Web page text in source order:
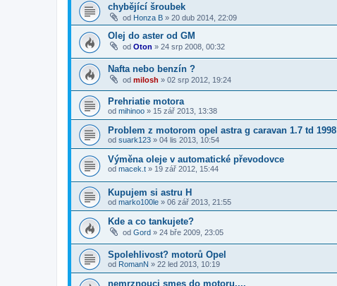
chybějící šroubek
od Honza B » 20 dub 2014, 22:09
Olej do aster od GM
od Oton » 24 srp 2008, 00:32
Nafta nebo benzín ?
od milosh » 02 srp 2012, 19:24
Prehriatie motora
od mihinoo » 15 zář 2013, 13:38
Problem z motorom opel astra g caravan 1.7 td 1998
od suark123 » 04 lis 2013, 10:54
Výměna oleje v automatické převodovce
od macek.t » 19 zář 2012, 15:44
Kupujem si astru H
od marko100le » 06 zář 2013, 21:55
Kde a co tankujete?
od Gord » 24 bře 2009, 23:05
Spolehlivost? motorů Opel
od RomanN » 22 led 2013, 10:19
nemrznouci smes do motoru,,,,